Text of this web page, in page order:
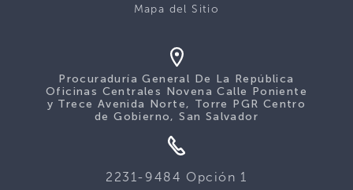
Mapa del Sitio
Procuraduría General De La República
Oficinas Centrales Novena Calle Poniente
y Trece Avenida Norte, Torre PGR Centro
de Gobierno, San Salvador
2231-9484 Opción 1